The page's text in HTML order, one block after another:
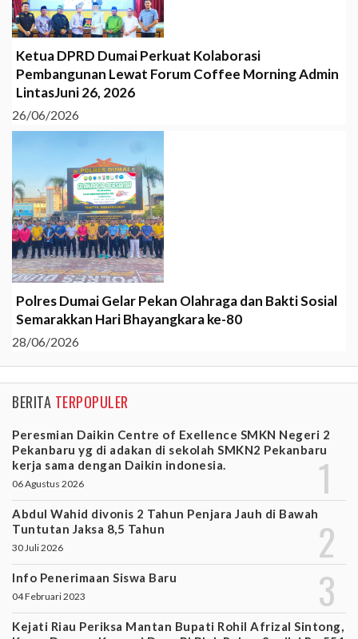
Ketua DPRD Dumai Perkuat Kolaborasi
Pembangunan Lewat Forum Coffee Morning Admin
LintasJuni 26, 2026
26/06/2026
Polres Dumai Gelar Pekan Olahraga dan Bakti Sosial
Semarakkan Hari Bhayangkara ke-80
28/06/2026
BERITA TERPOPULER
Peresmian Daikin Centre of Exellence SMKN Negeri 2
Pekanbaru yg di adakan di sekolah SMKN2 Pekanbaru
kerja sama dengan Daikin indonesia.
06 Agustus 2026
Abdul Wahid divonis 2 Tahun Penjara Jauh di Bawah
Tuntutan Jaksa 8,5 Tahun
30 Juli 2026
Info Penerimaan Siswa Baru
04 Februari 2023
Kejati Riau Periksa Mantan Bupati Rohil Afrizal Sintong,